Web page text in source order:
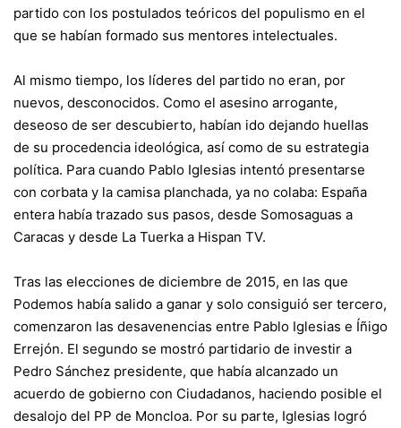
partido con los postulados teóricos del populismo en el
que se habían formado sus mentores intelectuales.
Al mismo tiempo, los líderes del partido no eran, por
nuevos, desconocidos. Como el asesino arrogante,
deseoso de ser descubierto, habían ido dejando huellas
de su procedencia ideológica, así como de su estrategia
política. Para cuando Pablo Iglesias intentó presentarse
con corbata y la camisa planchada, ya no colaba: España
entera había trazado sus pasos, desde Somosaguas a
Caracas y desde La Tuerka a Hispan TV.
Tras las elecciones de diciembre de 2015, en las que
Podemos había salido a ganar y solo consiguió ser tercero,
comenzaron las desavenencias entre Pablo Iglesias e Íñigo
Errejón. El segundo se mostró partidario de investir a
Pedro Sánchez presidente, que había alcanzado un
acuerdo de gobierno con Ciudadanos, haciendo posible el
desalojo del PP de Moncloa. Por su parte, Iglesias logró